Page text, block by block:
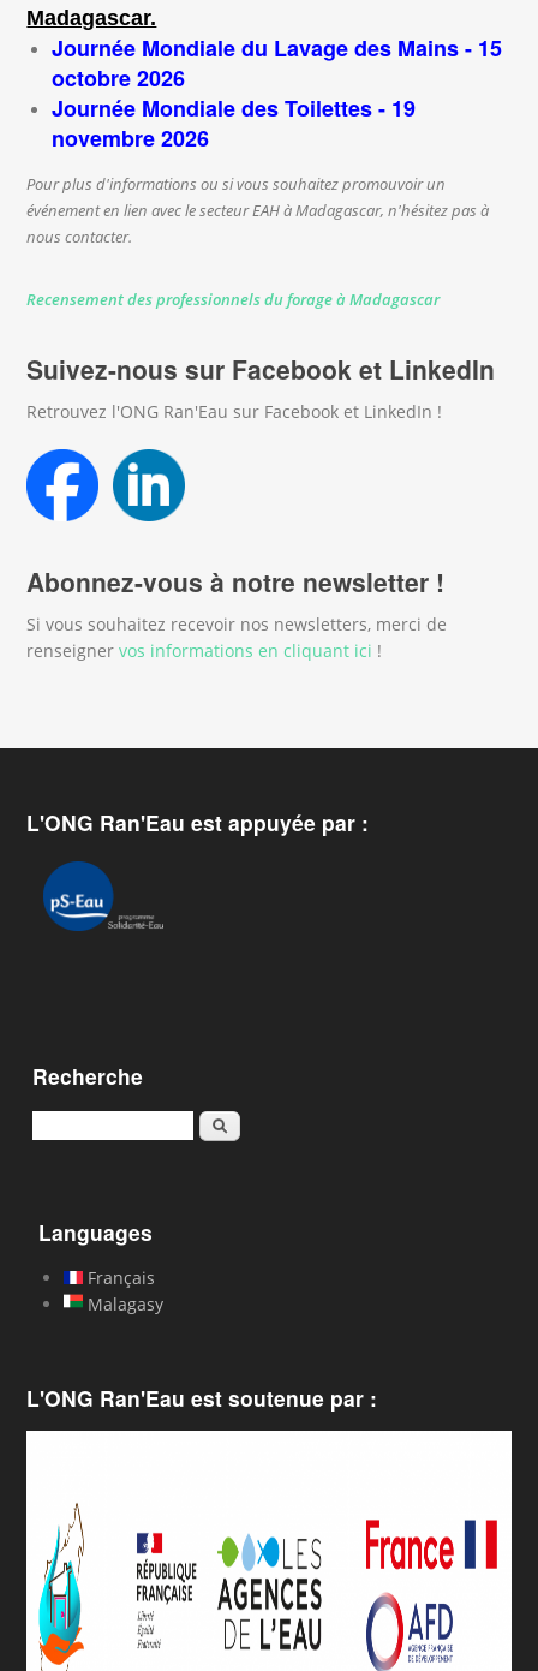
Madagascar.
Journée Mondiale du Lavage des Mains - 15
octobre 2026
Journée Mondiale des Toilettes - 19
novembre 2026
Pour plus d'informations ou si vous souhaitez promouvoir un
événement en lien avec le secteur EAH à Madagascar, n'hésitez pas à
nous contacter.
Recensement des professionnels du forage à Madagascar
Suivez-nous sur Facebook et LinkedIn
Retrouvez l'ONG Ran'Eau sur Facebook et LinkedIn !
Abonnez-vous à notre newsletter !
Si vous souhaitez recevoir nos newsletters, merci de
renseignervos informations en cliquant ici !
L'ONG Ran'Eau est appuyée par :
Recherche
Karoka
Languages
Français
Malagasy
L'ONG Ran'Eau est soutenue par :